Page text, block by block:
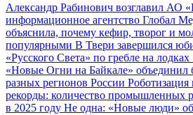
Александр Рабинович возглавил АО
информационное агентство Глобал
объяснила, почему кефир, творог и
популярными В Твери завершился
«Русского Света» по гребле на
«Новые Огни на Байкале» объединил
разных регионов России
рекорды: количество промышленных
в 2025 году Не одна: «Новые люди»